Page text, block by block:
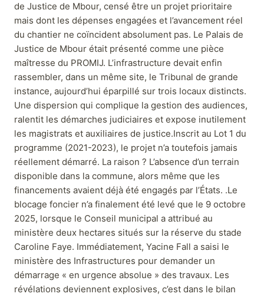
de Justice de Mbour, censé être un projet prioritaire
mais dont les dépenses engagées et l’avancement réel
du chantier ne coïncident absolument pas. Le Palais de
Justice de Mbour était présenté comme une pièce
maîtresse du PROMIJ. L’infrastructure devait enfin
rassembler, dans un même site, le Tribunal de grande
instance, aujourd’hui éparpillé sur trois locaux distincts.
Une dispersion qui complique la gestion des audiences,
ralentit les démarches judiciaires et expose inutilement
les magistrats et auxiliaires de justice.Inscrit au Lot 1 du
programme (2021-2023), le projet n’a toutefois jamais
réellement démarré. La raison ? L’absence d’un terrain
disponible dans la commune, alors même que les
financements avaient déjà été engagés par l’États. .Le
blocage foncier n’a finalement été levé que le 9 octobre
2025, lorsque le Conseil municipal a attribué au
ministère deux hectares situés sur la réserve du stade
Caroline Faye. Immédiatement, Yacine Fall a saisi le
ministère des Infrastructures pour demander un
démarrage « en urgence absolue » des travaux. Les
révélations deviennent explosives, c’est dans le bilan